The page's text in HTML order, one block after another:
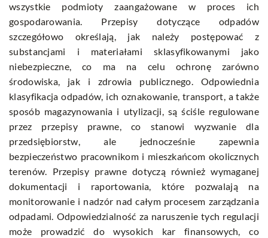
wszystkie podmioty zaangażowane w proces ich
gospodarowania. Przepisy dotyczące odpadów
szczegółowo określają, jak należy postępować z
substancjami i materiałami sklasyfikowanymi jako
niebezpieczne, co ma na celu ochronę zarówno
środowiska, jak i zdrowia publicznego. Odpowiednia
klasyfikacja odpadów, ich oznakowanie, transport, a także
sposób magazynowania i utylizacji, są ściśle regulowane
przez przepisy prawne, co stanowi wyzwanie dla
przedsiębiorstw, ale jednocześnie zapewnia
bezpieczeństwo pracownikom i mieszkańcom okolicznych
terenów. Przepisy prawne dotyczą również wymaganej
dokumentacji i raportowania, które pozwalają na
monitorowanie i nadzór nad całym procesem zarządzania
odpadami. Odpowiedzialność za naruszenie tych regulacji
może prowadzić do wysokich kar finansowych, co